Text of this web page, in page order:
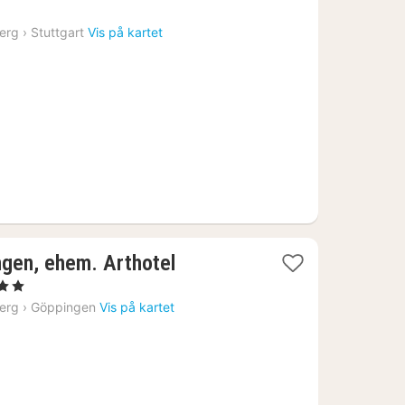
fra
› Stuttgart Vis på kartet
ehem. Arthotel
› Göppingen Vis på kartet